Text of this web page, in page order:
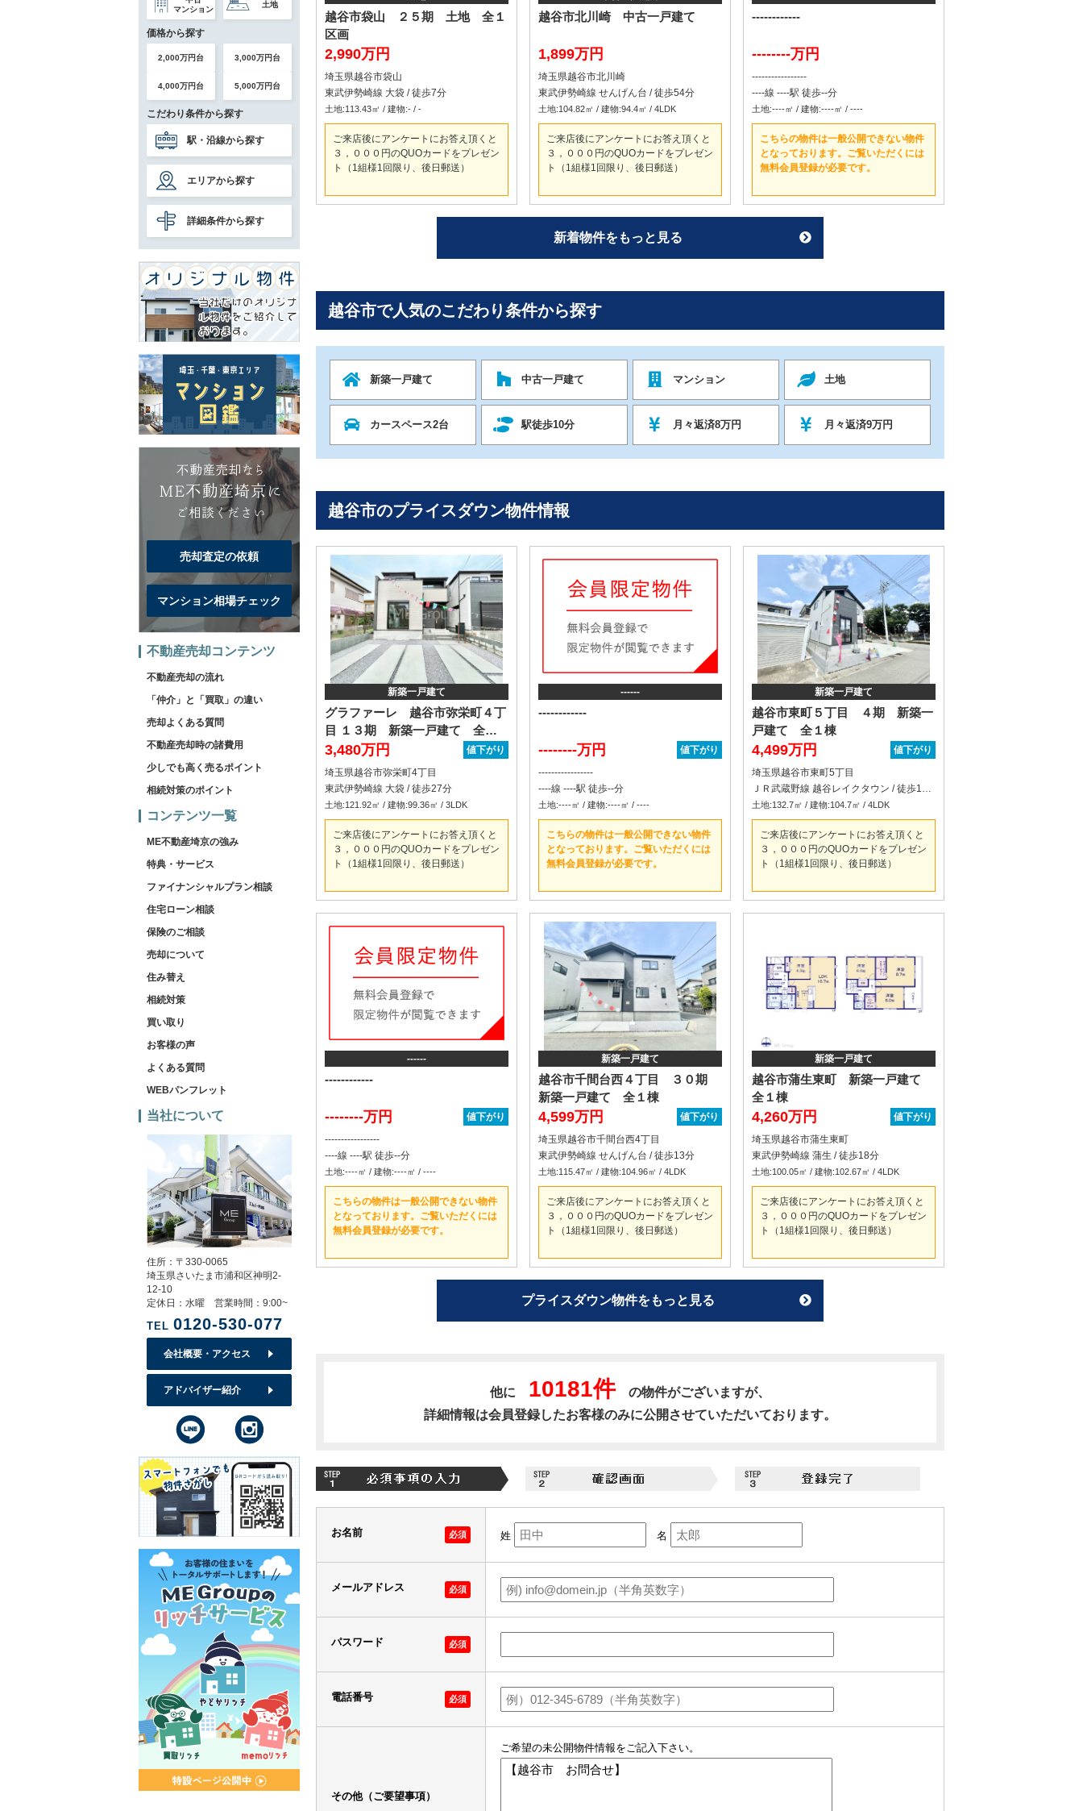
越谷市袋山 ２５期 土地 全１
区画
2,990万円
埼玉県越谷市袋山
東武伊勢崎線 大袋 / 徒歩7分
土地:113.43㎡ / 建物:- / -
ご来店後にアンケートにお答え頂くと
３，０００円のQUOカードをプレゼン
ト（1組様1回限り、後日郵送）
越谷市北川崎 中古一戸建て
1,899万円
埼玉県越谷市北川崎
東武伊勢崎線 せんげん台 / 徒歩54分
土地:104.82㎡ / 建物:94.4㎡ / 4LDK
ご来店後にアンケートにお答え頂くと
３，０００円のQUOカードをプレゼン
ト（1組様1回限り、後日郵送）
------------
--------万円
-----------------
----線 ----駅 徒歩--分
土地:----㎡ / 建物:----㎡ / ----
こちらの物件は一般公開できない物件
となっております。ご覧いただくには
無料会員登録が必要です。
新着物件をもっと見る
越谷市で人気のこだわり条件から探す
新築一戸建て 中古一戸建て マンション 土地
カースペース2台 駅徒歩10分 月々返済8万円 月々返済9万円
越谷市のプライスダウン物件情報
グラファーレ 越谷市弥栄町４丁
目 １３期 新築一戸建て 全３
棟
新築一戸建て
3,480万円
値下がり
埼玉県越谷市弥栄町4丁目
東武伊勢崎線 大袋 / 徒歩27分
土地:121.92㎡ / 建物:99.36㎡ / 3LDK
ご来店後にアンケートにお答え頂くと
３，０００円のQUOカードをプレゼン
ト（1組様1回限り、後日郵送）
------------
------
--------万円
値下がり
-----------------
----線 ----駅 徒歩--分
土地:----㎡ / 建物:----㎡ / ----
こちらの物件は一般公開できない物件
となっております。ご覧いただくには
無料会員登録が必要です。
越谷市東町５丁目 ４期 新築一
戸建て 全１棟
新築一戸建て
4,499万円
値下がり
埼玉県越谷市東町5丁目
ＪＲ武蔵野線 越谷レイクタウン / 徒歩19分
土地:132.7㎡ / 建物:104.7㎡ / 4LDK
ご来店後にアンケートにお答え頂くと
３，０００円のQUOカードをプレゼン
ト（1組様1回限り、後日郵送）
------------
------
--------万円
値下がり
-----------------
----線 ----駅 徒歩--分
土地:----㎡ / 建物:----㎡ / ----
こちらの物件は一般公開できない物件
となっております。ご覧いただくには
無料会員登録が必要です。
越谷市千間台西４丁目 ３０期
新築一戸建て 全１棟
新築一戸建て
4,599万円
値下がり
埼玉県越谷市千間台西4丁目
東武伊勢崎線 せんげん台 / 徒歩13分
土地:115.47㎡ / 建物:104.96㎡ / 4LDK
ご来店後にアンケートにお答え頂くと
３，０００円のQUOカードをプレゼン
ト（1組様1回限り、後日郵送）
越谷市蒲生東町 新築一戸建て
全１棟
新築一戸建て
4,260万円
値下がり
埼玉県越谷市蒲生東町
東武伊勢崎線 蒲生 / 徒歩18分
土地:100.05㎡ / 建物:102.67㎡ / 4LDK
ご来店後にアンケートにお答え頂くと
３，０００円のQUOカードをプレゼン
ト（1組様1回限り、後日郵送）
プライスダウン物件をもっと見る
他に 10181件の物件がございますが、
詳細情報は会員登録したお客様のみに公開させていただいております。
お名前 必須 姓 名
メールアドレス 必須
パスワード 必須
電話番号 必須
その他（ご要望事項）
ご希望の未公開物件情報をご記入下さい。
マンション
土地
価格から探す
2,000万円台 3,000万円台
4,000万円台 5,000万円台
こだわり条件から探す
駅・沿線から探す
エリアから探す
詳細条件から探す
売却査定の依頼
マンション相場チェック
不動産売却コンテンツ
不動産売却の流れ
「仲介」と「買取」の違い
売却よくある質問
不動産売却時の諸費用
少しでも高く売るポイント
相続対策のポイント
コンテンツ一覧
ME不動産埼京の強み
特典・サービス
ファイナンシャルプラン相談
住宅ローン相談
保険のご相談
売却について
住み替え
相続対策
買い取り
お客様の声
よくある質問
WEBパンフレット
当社について
住所：〒330-0065
埼玉県さいたま市浦和区神明2-
12-10
定休日：水曜 営業時間：9:00~
TEL 0120-530-077
会社概要・アクセス
アドバイザー紹介